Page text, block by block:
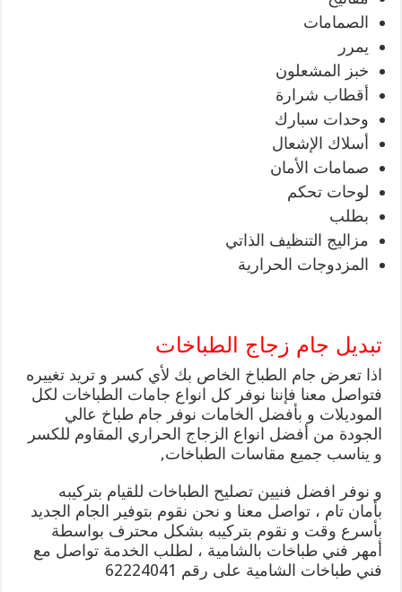
الصمامات
يمرر
خبز المشعلون
أقطاب شرارة
وحدات سبارك
أسلاك الإشعال
صمامات الأمان
لوحات تحكم
بطلب
مزاليج التنظيف الذاتي
المزدوجات الحرارية
تبديل جام زجاج الطباخات
اذا تعرض جام الطباخ الخاص بك لأي كسر و تريد تغييره
فتواصل معنا فإننا نوفر كل انواع جامات الطباخات لكل
الموديلات و بأفضل الخامات نوفر جام طباخ عالي
الجودة من أفضل انواع الزجاج الحراري المقاوم للكسر
و يناسب جميع مقاسات الطباخات,
و نوفر افضل فنيين تصليح الطباخات للقيام بتركيبه
بأمان تام ، تواصل معنا و نحن نقوم بتوفير الجام الجديد
بأسرع وقت و نقوم بتركيبه بشكل محترف بواسطة
أمهر فني طباخات بالشامية ، لطلب الخدمة تواصل مع
فني طباخات الشامية على رقم 62224041